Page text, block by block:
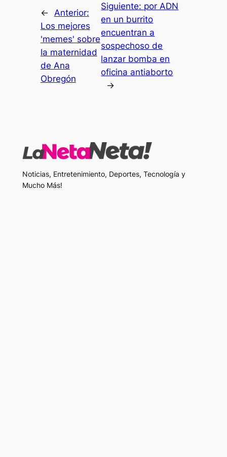
←
Anterior:
Los mejores
'memes' sobre
la maternidad
de Ana
Obregón
Siguiente: por ADN
en un burrito
encuentran a
sospechoso de
lanzar bomba en
oficina antiaborto
→
Noticias, Entretenimiento, Deportes, Tecnología y
Mucho Más!